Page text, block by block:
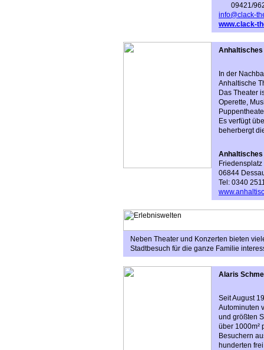
09421/
info@clack-
www.clack-
Anhaltisches
In der
Anhaltische
Das Theater
Operette,
Es verfügt
beherbergt
Anhaltisches
Friedensplatz
06844
Tel: 0340
Neben Theater und Konzerten bieten
Stadtbesuch für die ganze Familie
Alaris
Seit August
Autominuten
und größten
über 1000m²
Besuchern
hunderten